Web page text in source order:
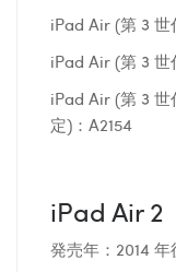
iPad Air (第 3 世
iPad Air (第 3 世
iPad Air (第 3
定)：A2154
iPad Air 2
発売年：2014 年